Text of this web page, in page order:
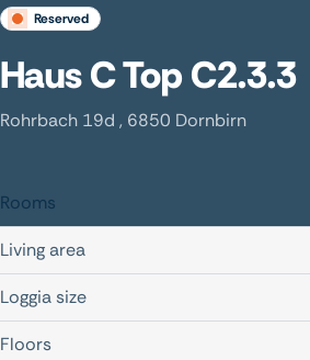
reserved
Haus C Top C2.3.3
Rohrbach 19d , 6850 Dornbirn
Rooms
Living area
Loggia size
Floors